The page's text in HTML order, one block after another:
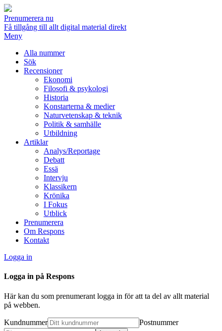
Prenumerera nu
Få tillgång till allt digital material direkt
Meny
Alla nummer
Sök
Recensioner
Ekonomi
Filosofi & psykologi
Historia
Konstarterna & medier
Naturvetenskap & teknik
Politik & samhälle
Utbildning
Artiklar
Analys/Reportage
Debatt
Essä
Intervju
Klassikern
Krönika
I Fokus
Utblick
Prenumerera
Om Respons
Kontakt
Logga in
Logga in på Respons
Här kan du som prenumerant logga in för att ta del av allt material
på webben.
Kundnummer Postnummer